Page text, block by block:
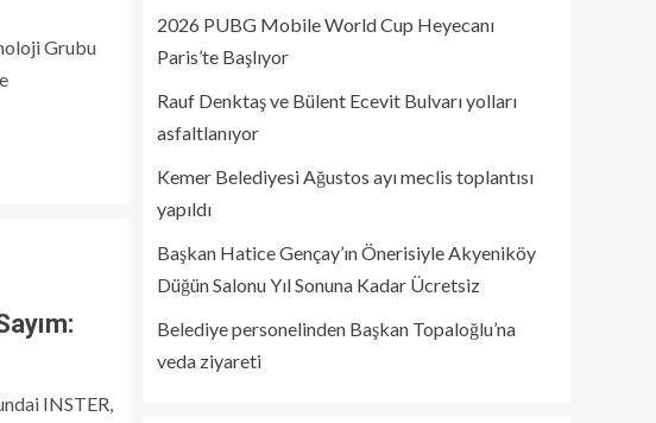
Grubu
INSTER,
2026 PUBG Mobile World Cup Heyecanı
Paris’te Başlıyor
Rauf Denktaş ve Bülent Ecevit Bulvarı yolları
asfaltlanıyor
Kemer Belediyesi Ağustos ayı meclis toplantısı
yapıldı
Başkan Hatice Gençay’ın Önerisiyle Akyeniköy
Düğün Salonu Yıl Sonuna Kadar Ücretsiz
Belediye personelinden Başkan Topaloğlu’na
veda ziyareti